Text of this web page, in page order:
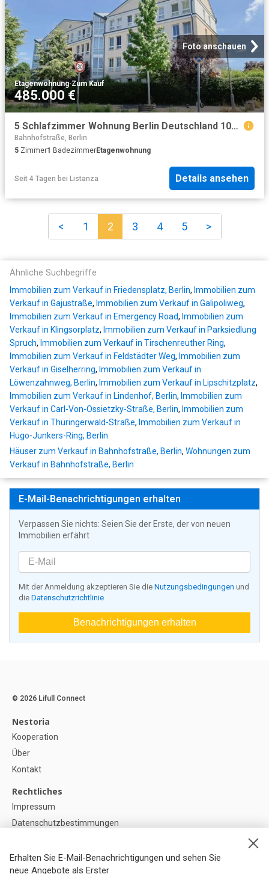
Foto anschauen
Etagenwohnung·Zum Kauf
485.000 €
5 Schlafzimmer Wohnung Berlin Deutschland 104806214
Bahnhofstraße, Berlin
5 Zimmer1 BadezimmerEtagenwohnung
Seit 4 Tagen bei Listanza Details ansehen
< 1 2 3 4 5 >
Ähnliche Suchbegriffe
Immobilien zum Verkauf in Friedensplatz, Berlin, Immobilien zum
Verkauf in Gajustraße, Immobilien zum Verkauf in Galipoliweg,
Immobilien zum Verkauf in Emergency Road, Immobilien zum
Verkauf in Klingsorplatz, Immobilien zum Verkauf in Parksiedlung
Spruch, Immobilien zum Verkauf in Tirschenreuther Ring,
Immobilien zum Verkauf in Feldstädter Weg, Immobilien zum
Verkauf in Giselherring, Immobilien zum Verkauf in
Löwenzahnweg, Berlin, Immobilien zum Verkauf in Lipschitzplatz,
Immobilien zum Verkauf in Lindenhof, Berlin, Immobilien zum
Verkauf in Carl-Von-Ossietzky-Straße, Berlin, Immobilien zum
Verkauf in Thüringerwald-Straße, Immobilien zum Verkauf in
Hugo-Junkers-Ring, Berlin
Häuser zum Verkauf in Bahnhofstraße, Berlin, Wohnungen zum
Verkauf in Bahnhofstraße, Berlin
E-Mail-Benachrichtigungen erhalten
Verpassen Sie nichts: Seien Sie der Erste, der von neuen
Immobilien erfährt
Mit der Anmeldung akzeptieren Sie die Nutzungsbedingungen und
die Datenschutzrichtlinie
Benachrichtigungen erhalten
Erhalten Sie E-Mail-Benachrichtigungen und sehen Sie
neue Angebote als Erster
© 2026 Lifull Connect
Nestoria
Kooperation
Über
Kontakt
Rechtliches
Impressum
Datenschutzbestimmungen
Cookie-Einstellunge